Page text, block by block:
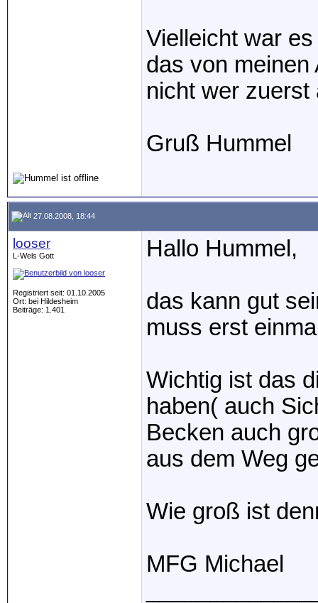
Vielleicht war
das von
nicht wer
Gruß Hummel
27.08.2008, 18:44
looser
L-Wels Gott
Registriert seit: 01.10.2005
Ort: bei Hildesheim
Beiträge: 1.401
Hallo Hummel,
das kann gut
muss erst
Wichtig ist das
haben( auch
Becken auch
aus dem Weg
Wie groß ist
MFG Michael